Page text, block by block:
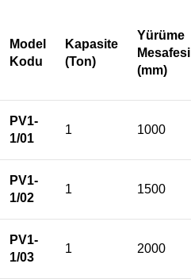
Model
Kodu
Kapasite
(Ton)
Yürüme
Mesafesi
(mm)
PV1-
1/01
1 1000
PV1-
1/02
1 1500
PV1-
1/03
1 2000